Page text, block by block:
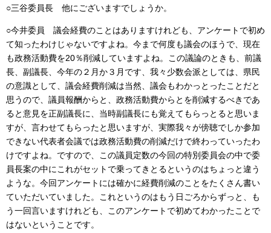
○三谷委員長 他にございますでしょうか。
○今井委員 議会経費のことはありますけれども、アンケートで初め
て知ったわけじゃないですよね。今まで何度も議会のほうで、現在
も政務活動費を20％削減していますよね。この議論のときも、前議
長、副議長、今年の２月か３月です、我々少数会派としては、県民
の意識として、議会経費削減は当然、議会もわかっとったことだと
思うので、議員報酬からと、政務活動費からとを削減するべきであ
ると意見を正副議長に、当時副議長にも覚えてもらっとると思いま
すが、言わせてもらったと思いますが、実際我々が傍聴でしか参加
できない代表者会議では政務活動費の削減だけで終わっていったわ
けですよね。ですので、この議員定数の今回の特別委員会の中で委
員長案の中にこれがセットで乗ってきとるというのはちょっと違う
ような。今回アンケートには確かに経費削減のことをたくさん書い
ていただいていました。これというのはもう日ごろからずっと、も
う一回言いますけれども、このアンケートで初めてわかったことで
はないということです。